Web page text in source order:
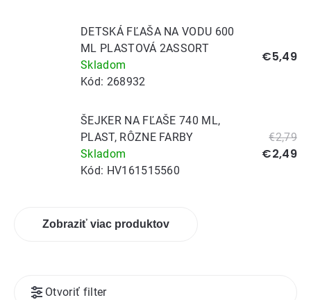
DETSKÁ FĽAŠA NA VODU 600
ML PLASTOVÁ 2ASSORT
Skladom
Kód: 268932
€5,49
ŠEJKER NA FĽAŠE 740 ML,
PLAST, RÔZNE FARBY
Skladom
Kód: HV161515560
€2,79
€2,49
Zobraziť viac produktov
Otvoriť filter
Výpis